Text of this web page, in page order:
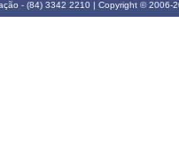
- (84) 3342 2210 | Copyright © 2006-